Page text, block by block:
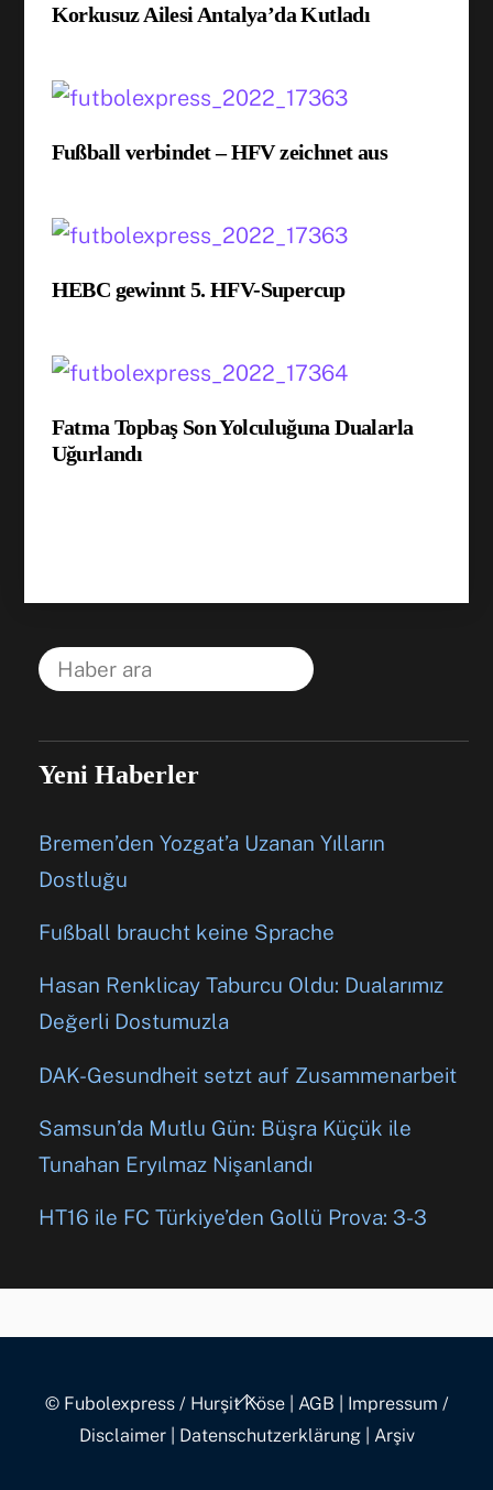
Korkusuz Ailesi Antalya’da Kutladı
Fußball verbindet – HFV zeichnet aus
HEBC gewinnt 5. HFV-Supercup
Fatma Topbaş Son Yolculuğuna Dualarla
Uğurlandı
Yeni Haberler
Bremen’den Yozgat’a Uzanan Yılların
Dostluğu
Fußball braucht keine Sprache
Hasan Renklicay Taburcu Oldu: Dualarımız
Değerli Dostumuzla
DAK-Gesundheit setzt auf Zusammenarbeit
Samsun’da Mutlu Gün: Büşra Küçük ile
Tunahan Eryılmaz Nişanlandı
HT16 ile FC Türkiye’den Gollü Prova: 3-3
Back
To
© Fubolexpress / Hurşit Köse| AGB
Impressum /
Disclaimer| Datenschutzerklärung| Arşiv